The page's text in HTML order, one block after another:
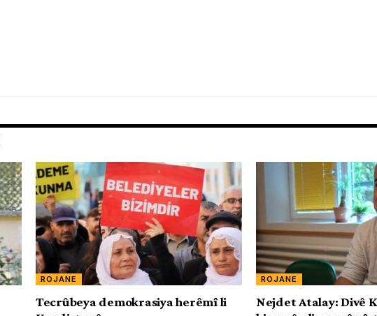
ROJANE
Tecrûbeya demokrasiya herêmî li
ROJANE
Nejdet Atalay: Divê